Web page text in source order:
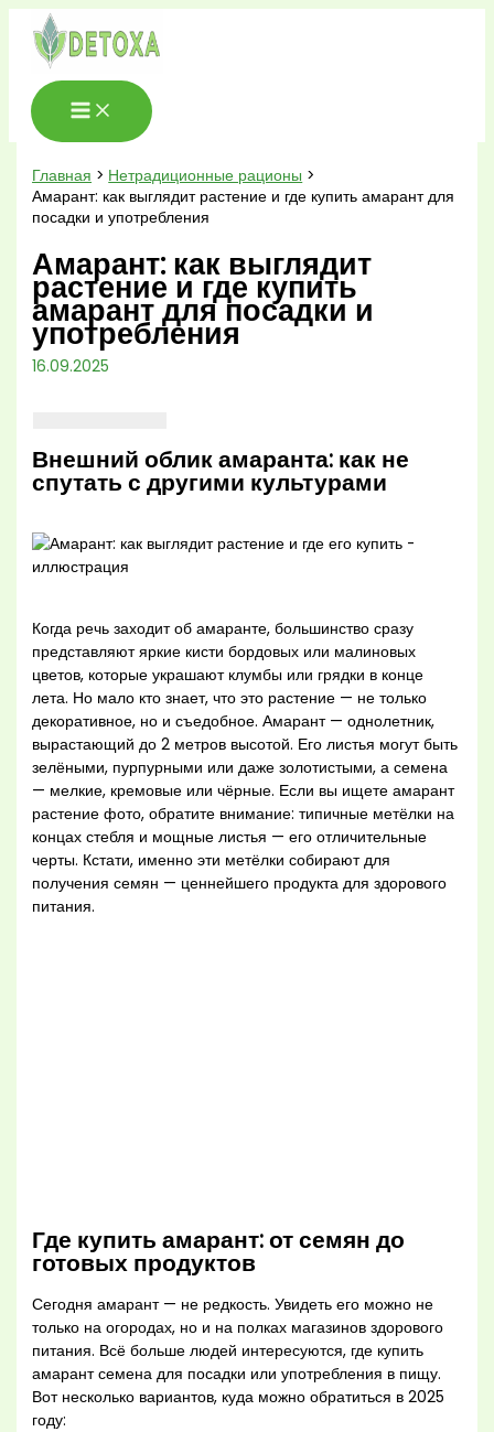
Перейти
содержимому
Главная
Нетрадиционные рационы
Амарант: как выглядит растение и где купить амарант для
посадки и употребления
Амарант: как выглядит
растение и где купить
амарант для посадки и
употребления
16.09.2025
Внешний облик амаранта: как не
спутать с другими культурами
Когда речь заходит об амаранте, большинство сразу
представляют яркие кисти бордовых или малиновых
цветов, которые украшают клумбы или грядки в конце
лета. Но мало кто знает, что это растение — не только
декоративное, но и съедобное. Амарант — однолетник,
вырастающий до 2 метров высотой. Его листья могут быть
зелёными, пурпурными или даже золотистыми, а семена
— мелкие, кремовые или чёрные. Если вы ищете амарант
растение фото, обратите внимание: типичные метёлки на
концах стебля и мощные листья — его отличительные
черты. Кстати, именно эти метёлки собирают для
получения семян — ценнейшего продукта для здорового
питания.
Где купить амарант: от семян до
готовых продуктов
Сегодня амарант — не редкость. Увидеть его можно не
только на огородах, но и на полках магазинов здорового
питания. Всё больше людей интересуются, где купить
амарант семена для посадки или употребления в пищу.
Вот несколько вариантов, куда можно обратиться в 2025
году: